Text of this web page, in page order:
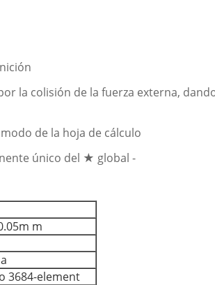
la colisión de la fuerza externa,
de la hoja de cálculo
único del ★ global -
m
3684-element